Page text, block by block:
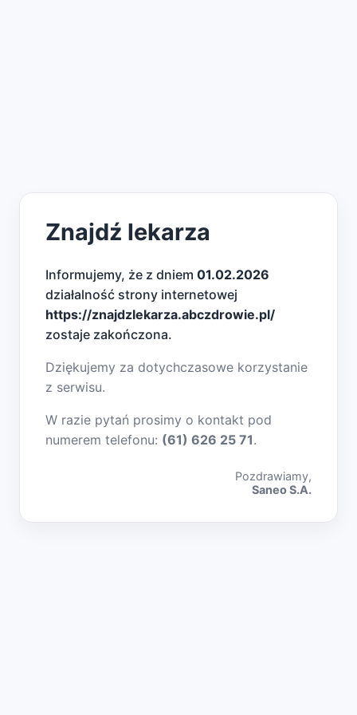
Znajdź lekarza
Informujemy, że z dniem 01.02.2026
działalność strony internetowej
https://znajdzlekarza.abczdrowie.pl/
zostaje zakończona.
Dziękujemy za dotychczasowe korzystanie
z serwisu.
W razie pytań prosimy o kontakt pod
numerem telefonu: (61) 626 25 71.
Pozdrawiamy,
Saneo S.A.